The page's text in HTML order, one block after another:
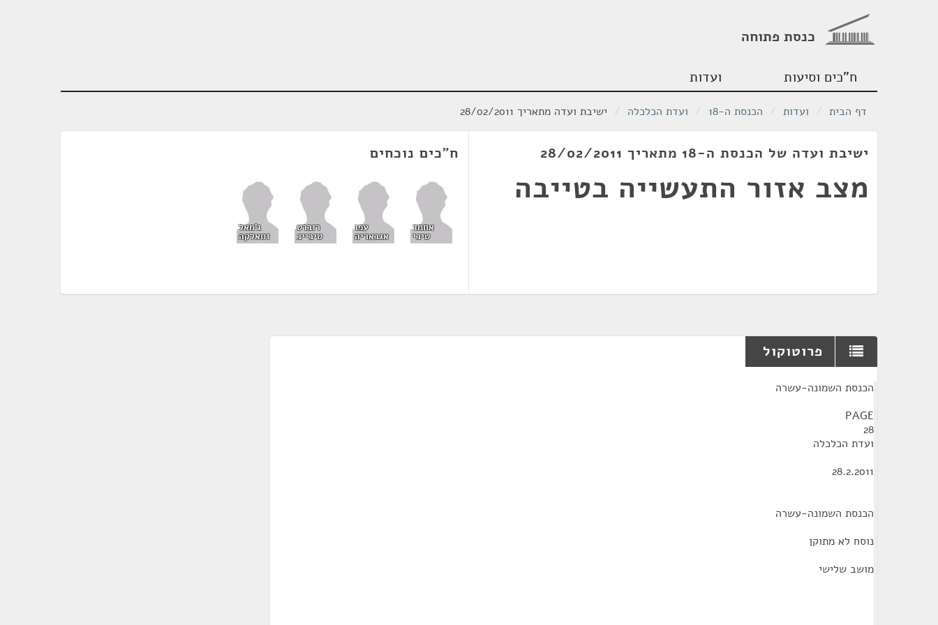
כנסת פתוחה
ח"כים וסיעות ועדות
דף הבית / ועדות / הכנסת ה-18 / ועדת הכלכלה / ישיבת ועדה מתאריך 28/02/2011
ישיבת ועדה של הכנסת ה-18 מתאריך 28/02/2011
מצב אזור התעשייה בטייבה
ח"כים נוכחים
אחמד
טיבי
עפו
אגבאריה
רוברט
טיבייב
ג'מאל
זחאלקה
פרוטוקול
הכנסת השמונה-עשרה
PAGE
28
ועדת הכלכלה
28.2.2011
הכנסת השמונה-עשרה
נוסח לא מתוקן
מושב שלישי